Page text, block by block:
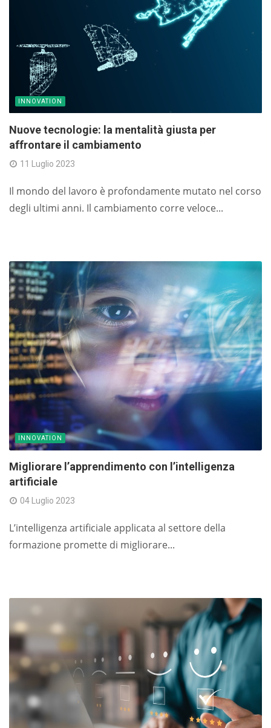
INNOVATION
Nuove tecnologie: la mentalità giusta per
affrontare il cambiamento
11 Luglio 2023
Il mondo del lavoro è profondamente mutato nel corso
degli ultimi anni. Il cambiamento corre veloce...
INNOVATION
Migliorare l’apprendimento con l’intelligenza
artificiale
04 Luglio 2023
L’intelligenza artificiale applicata al settore della
formazione promette di migliorare...